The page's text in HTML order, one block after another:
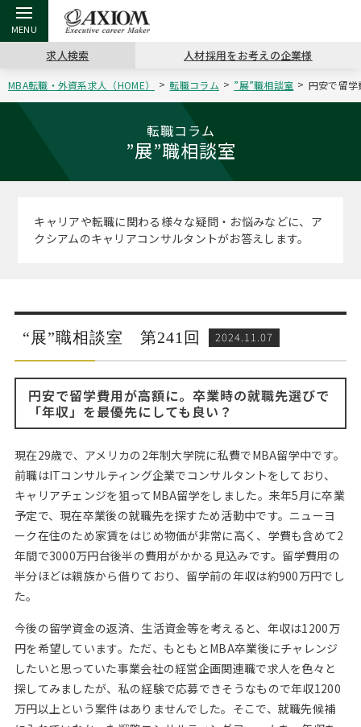
戻る
アクシアムの特長
戻る
サービス案内
戻る
戻る
キャリア支援 TOP
キャリアデザイン講座
（最新求人市場動向）
戻る
ステージ別アドバイス
MBA留学生数の推移
戻る
インターン受入企業一覧
MBAを生かす求人特集
年齢と年収の相関図
戻る
転職ツール TOP
英文レジュメの書き方
戻る
日本語履歴書テンプレート
外資系／面接攻略のコツ
戻る
転職コラム TOP
“展”職相談室
コンサルティングの現場から
キャリアに効く一冊
戻る
イベント・セミナー TOP
キャリアデザインセミナー
ジョブフェア
キャリアフォーラム
Career Talk Live
MBA NETWORKING
戻る
会社概要 TOP
アクセス
パブリシティ
求人検索 人材採用をお考えの企業様
MBA転職・外資系求人（HOME） 転職コラム ”展”職相談室 円安で留
転職コラム
”展”職相談室
キャリアや転職に関わる様々な疑問・お悩みなどに、ア
クシアムのキャリアコンサルタントがお答えします。
“展”職相談室 第241回 2024.11.07
円安で留学費用が高額に。卒業時の就職先選びで
「年収」を最優先にしても良い？
現在29歳で、アメリカの2年制大学院に私費でMBA留学中です。
前職はITコンサルティング企業でコンサルタントをしており、
キャリアチェンジを狙ってMBA留学をしました。来年5月に卒業
予定で、現在卒業後の就職先を探すため活動中です。ニューヨ
ーク在住のため家賃をはじめ物価が非常に高く、学費も含めて2
年間で3000万円台後半の費用がかかる見込みです。留学費用の
半分ほどは親族から借りており、留学前の年収は約900万円でし
た。
今後の留学資金の返済、生活資金等を考えると、年収は1200万
円を希望しています。ただ、もともとMBA卒業後にチャレンジ
したいと思っていた事業会社の経営企画関連職で求人を色々と
探してみましたが、私の経験で応募できそうなもので年収1200
万円以上という案件はありませんでした。そこで、就職先候補